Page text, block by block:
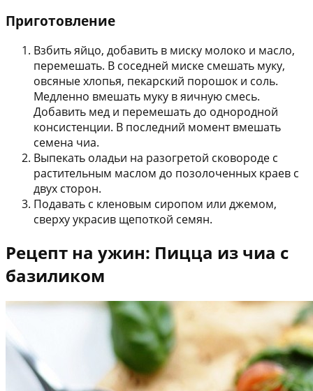
Приготовление
Взбить яйцо, добавить в миску молоко и масло,
перемешать. В соседней миске смешать муку,
овсяные хлопья, пекарский порошок и соль.
Медленно вмешать муку в яичную смесь.
Добавить мед и перемешать до однородной
консистенции. В последний момент вмешать
семена чиа.
Выпекать оладьи на разогретой сковороде с
растительным маслом до позолоченных краев с
двух сторон.
Подавать с кленовым сиропом или джемом,
сверху украсив щепоткой семян.
Рецепт на ужин: Пицца из чиа с
базиликом